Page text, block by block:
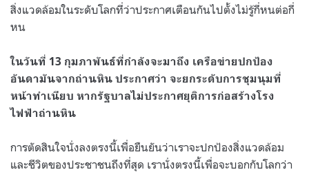
สิ่งแวดล้อมในระดับโลกที่ว่าประกาศเตือนกันไปตั้งไม่รู้กี่หนต่อกี่
หน
ในวันที่ 13 กุมภาพันธ์ที่กำลังจะมาถึง เครือข่ายปกป้อง
อันดามันจากถ่านหิน ประกาศว่า จะยกระดับการชุมนุมที่
หน้าทำเนียบ หากรัฐบาลไม่ประกาศยุติการก่อสร้างโรง
ไฟฟ้าถ่านหิน
การตัดสินใจนั่งลงตรงนี้เพื่อยืนยันว่าเราจะปกป้องสิ่งแวดล้อม
และชีวิตของประชาชนถึงที่สุด เรานั่งตรงนี้เพื่อจะบอกกับโลกว่า